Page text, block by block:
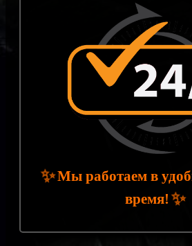
✨Мы работаем в
время!✨